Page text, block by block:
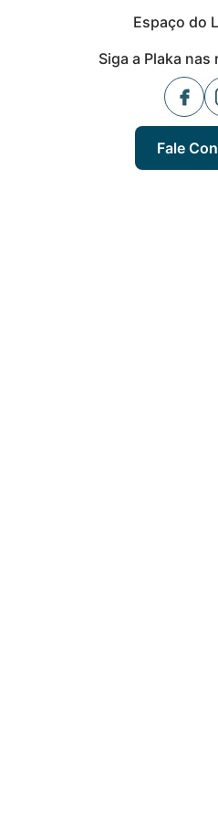
Espaço do
Siga a Plaka
Fale